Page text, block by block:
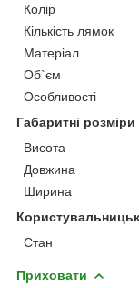
Колір
Кількість лямок
Матеріал
Об`єм
Особливості
Габаритні розміри
Висота
Довжина
Ширина
Стан
Приховати